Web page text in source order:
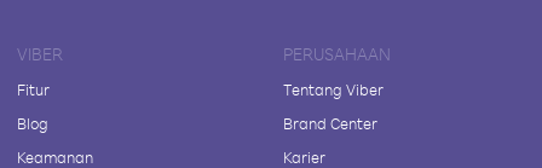
VIBER
Fitur
Blog
Keamanan
PERUSAHAAN
Tentang Viber
Brand Center
Karier